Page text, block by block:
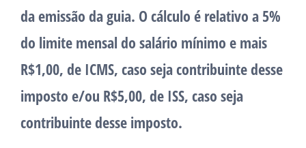
da emissão da guia. O cálculo é relativo a 5%
do limite mensal do salário mínimo e mais
R$1,00, de ICMS, caso seja contribuinte desse
imposto e/ou R$5,00, de ISS, caso seja
contribuinte desse imposto.